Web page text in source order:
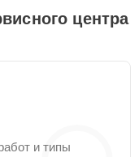
центра
и типы